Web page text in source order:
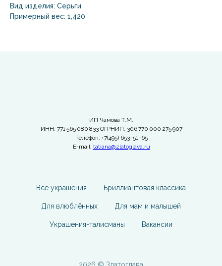
Вид изделия: Серьги
Примерный вес: 1,420
ИП Чамова Т.М.
ИНН: 771 565 080 833 ОГРНИП: 306 770 000 275 907
Телефон: +7(495) 653−51−65
E-mail: tatiana@zlatoglava.ru
Все украшения Бриллиантовая классика
Для влюблённых Для мам и малышей
Украшения-талисманы Вакансии